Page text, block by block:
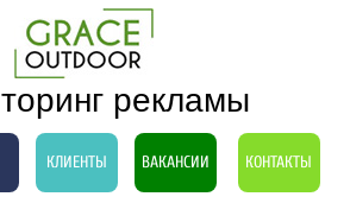
рекламы
КЛИЕНТЫ ВАКАНСИИ КОНТАКТЫ